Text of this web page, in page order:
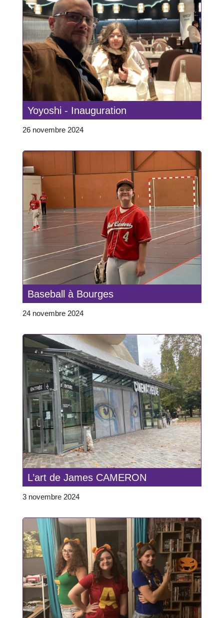
Yoyoshi - Inauguration
26 novembre 2024
Baseball à Bourges
24 novembre 2024
L’art de James CAMERON
3 novembre 2024